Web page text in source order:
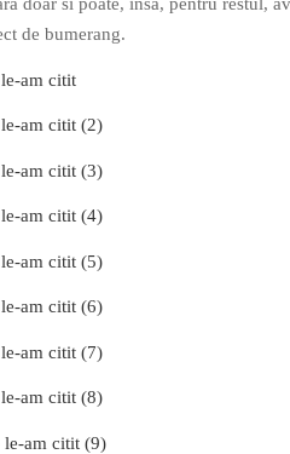
de bumerang.
am citit
am citit (2)
am citit (3)
am citit (4)
am citit (5)
am citit (6)
am citit (7)
am citit (8)
le-am citit (9)